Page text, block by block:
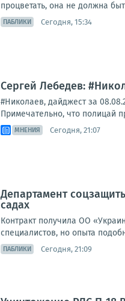
процветать, она не должна
ПАБЛИКИ Сегодня, 15:34
Сергей Лебедев:
#Николаев, дайджест за
Примечательно, что полицай
МНЕНИЯ Сегодня, 21:07
Департамент
садах
Контракт получила ОО
специалистов, но опыта
ПАБЛИКИ Сегодня, 21:09